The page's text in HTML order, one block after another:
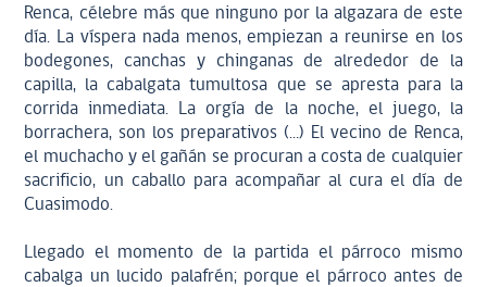
Renca, célebre más que ninguno por la algazara de este
día. La víspera nada menos, empiezan a reunirse en los
bodegones, canchas y chinganas de alrededor de la
capilla, la cabalgata tumultosa que se apresta para la
corrida inmediata. La orgía de la noche, el juego, la
borrachera, son los preparativos (…) El vecino de Renca,
el muchacho y el gañán se procuran a costa de cualquier
sacrificio, un caballo para acompañar al cura el día de
Cuasimodo.
Llegado el momento de la partida el párroco mismo
cabalga un lucido palafrén; porque el párroco antes de